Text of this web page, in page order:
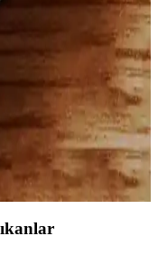
8 kılıfları, şık görünüm
renk seçenekleriyle
kılıf seçimleri
malzeme
nasıl koruyacağınızı